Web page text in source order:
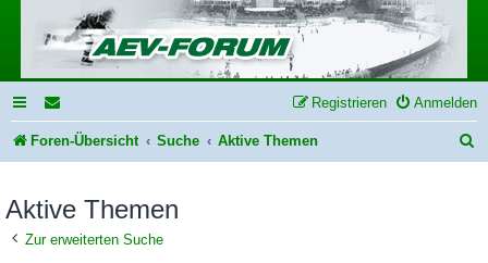
Anmelden
Registrieren
Foren-Übersicht Suche Aktive Themen
Aktive Themen
Zur erweiterten Suche